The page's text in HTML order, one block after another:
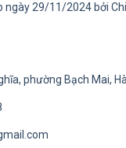
ngày 29/11/2024 bởi
phường Bạch Mai,